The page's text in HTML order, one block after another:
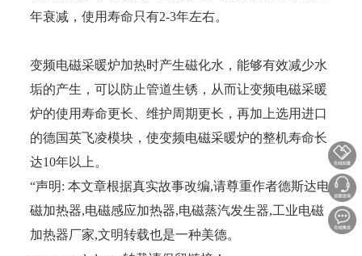
年衰减，使用寿命只有2-3年左右。
变频电磁采暖炉加热时产生磁化水，能够有效减少水
垢的产生，可以防止管道生锈，从而让变频电磁采暖
炉的使用寿命更长、维护周期更长，再加上选用进口
的德国英飞凌模块，使变频电磁采暖炉的整机寿命长
达10年以上。
“声明: 本文章根据真实故事改编,请尊重作者德斯达电
磁加热器,电磁感应加热器,电磁蒸汽发生器,工业电磁
加热器厂家,文明转载也是一种美德。